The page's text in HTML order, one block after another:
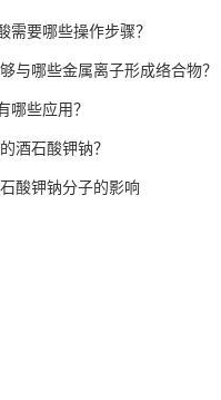
需要哪些操作步骤？
与哪些金属离子形成络合物？
哪些应用？
酒石酸钾钠？
酸钾钠分子的影响